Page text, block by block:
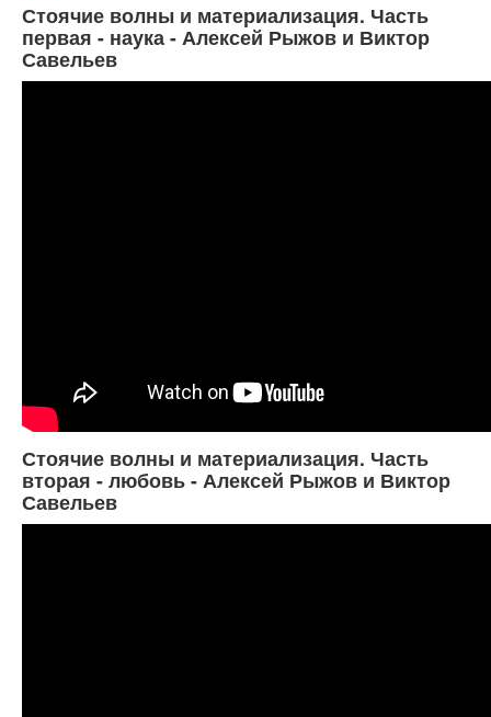
Стоячие волны и материализация. Часть
первая - наука - Алексей Рыжов и Виктор
Савельев
Стоячие волны и материализация. Часть
вторая - любовь - Алексей Рыжов и Виктор
Савельев